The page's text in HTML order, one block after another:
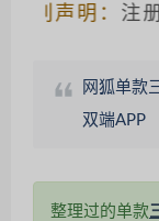
声明： 注册会
网狐单款
双端APP
整理过的单款